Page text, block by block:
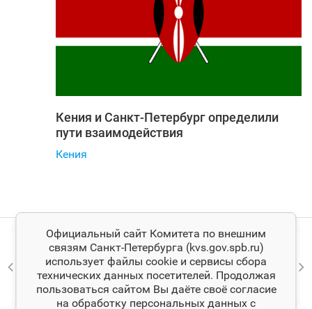
Кения и Санкт‑Петербург определили
пути взаимодействия
Кения
Официальный сайт Комитета по внешним
связям Санкт‑Петербурга (kvs.gov.spb.ru)
использует файлы cookie и сервисы сбора
технических данных посетителей. Продолжая
пользоваться сайтом Вы даёте своё согласие
на обработку персональных данных с